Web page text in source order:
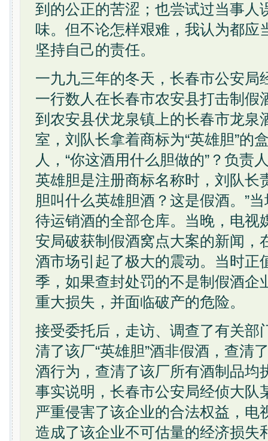
到的公正的苦涩；也尝试过当事人
味。但不论怎样艰难，我认为都应
坚持自己的责任。
一九九三年的冬天，长春市公安局
一行数人在长春市农安县打击制假
到农安县伏龙泉镇上的长春市龙泉
室，刘队长拿着商标为“英雄胆”的
人，“你这酒用什么胆做的”？负责
英雄胆是注册商标名称时，刘队长
胆叫什么英雄胆酒？这是假酒。”
待运销酒的全部仓库。当晚，电视
安局破获制假酒窝点大案的新闻，
酒市场引起了极大的震动。当时正
季，如果查封处罚的不是制假酒企
重大损失，并面临破产的危险。
接受委托后，走访、调查了有关部
清了该厂“英雄胆”酒非假酒，查清
酒行为，查清了该厂所有酒制品均
事实说明，长春市公安局经侦大队
严重侵害了该企业的合法权益，电
造成了该企业不可估量的经济损失